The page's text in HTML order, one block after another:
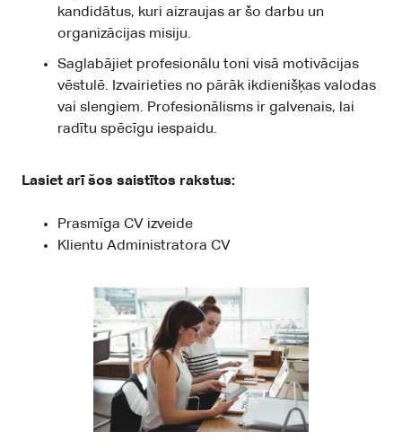
kandidātus, kuri aizraujas ar šo darbu un
organizācijas misiju.
Saglabājiet profesionālu toni visā motivācijas
vēstulē. Izvairieties no pārāk ikdienišķas valodas
vai slengiem. Profesionālisms ir galvenais, lai
radītu spēcīgu iespaidu.
Lasiet arī šos saistītos rakstus:
Prasmīga CV izveide
Klientu Administratora CV